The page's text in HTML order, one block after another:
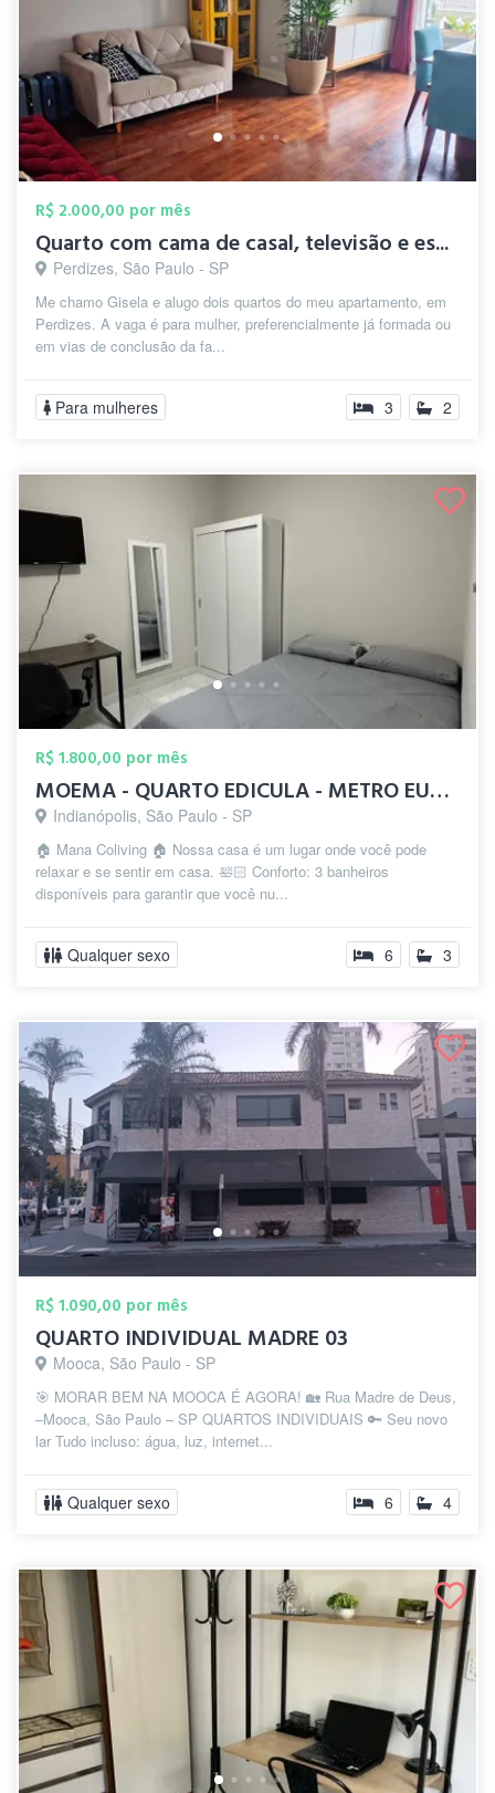
R$ 2.000,00 por mês
Quarto com cama de casal, televisão e es...
Perdizes, São Paulo - SP
Me chamo Gisela e alugo dois quartos do meu apartamento, em
Perdizes. A vaga é para mulher, preferencialmente já formada ou
em vias de conclusão da fa...
Para mulheres 3 2
R$ 1.800,00 por mês
MOEMA - QUARTO EDICULA - METRO EUCALITOS
Indianópolis, São Paulo - SP
🏠 Mana Coliving 🏠 Nossa casa é um lugar onde você pode
relaxar e se sentir em casa. 🛀🏻 Conforto: 3 banheiros
disponíveis para garantir que você nu...
Qualquer sexo 6 3
R$ 1.090,00 por mês
QUARTO INDIVIDUAL MADRE 03
Mooca, São Paulo - SP
🎯 MORAR BEM NA MOOCA É AGORA! 🏡 Rua Madre de Deus,
–Mooca, São Paulo – SP QUARTOS INDIVIDUAIS 🔑 Seu novo
lar Tudo incluso: água, luz, internet...
Qualquer sexo 6 4